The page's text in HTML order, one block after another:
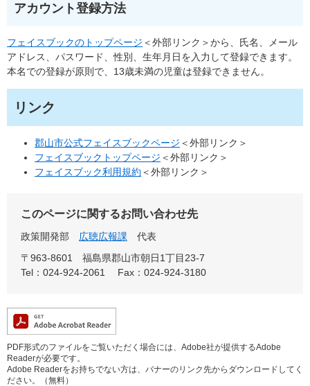
アカウント登録方法
フェイスブックのトップページ ＜外部リンク＞から、氏名、メール
アドレス、パスワード、性別、生年月日を入力して登録できます。
本名での登録が原則で、13歳未満の児童は登録できません。
リンク
郡山市公式フェイスブックページ ＜外部リンク＞
フェイスブックトップページ ＜外部リンク＞
フェイスブック利用規約 ＜外部リンク＞
このページに関するお問い合わせ先
政策開発部 広聴広報課
代表
〒963-8601
福島県郡山市朝日1丁目23-7
Tel：024-924-2061
Fax：024-924-3180
PDF形式のファイルをご覧いただく場合には、Adobe社が提供するAdobe
Readerが必要です。
Adobe Readerをお持ちでない方は、バナーのリンク先からダウンロードしてく
ださい。（無料）